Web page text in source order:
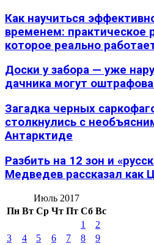
Как научиться
временем: практическое
которое реально
Доски у забора — уже
дачника могут
Загадка черных
столкнулись с
Антарктиде
Разбить на 12 зон и
Медведев рассказал как
Июль 2017
Пн Вт Ср Чт Пт Сб Вс
1
2
3
4 5 6 7 8
9